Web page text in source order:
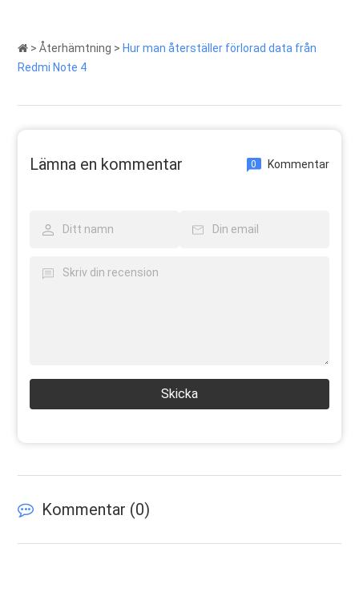
>Återhämtning >Hur man återställer förlorad data från
Redmi Note 4
Lämna en kommentar 0 Kommentar
Skicka
Kommentar (0)